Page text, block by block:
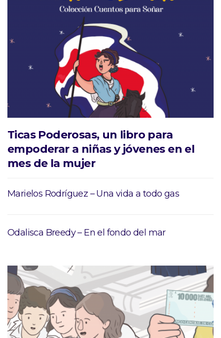
Ticas Poderosas, un libro para
empoderar a niñas y jóvenes en el
mes de la mujer
Marielos Rodríguez – Una vida a todo gas
Odalisca Breedy – En el fondo del mar